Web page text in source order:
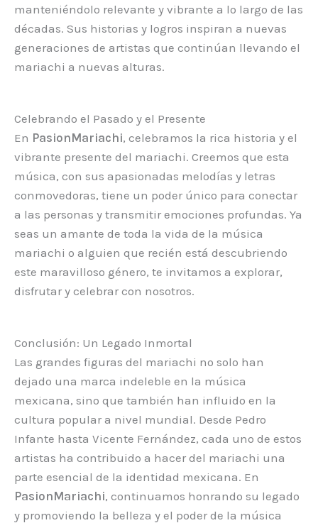
manteniéndolo relevante y vibrante a lo largo de las
décadas. Sus historias y logros inspiran a nuevas
generaciones de artistas que continúan llevando el
mariachi a nuevas alturas.
Celebrando el Pasado y el Presente
En PasionMariachi, celebramos la rica historia y el
vibrante presente del mariachi. Creemos que esta
música, con sus apasionadas melodías y letras
conmovedoras, tiene un poder único para conectar
a las personas y transmitir emociones profundas. Ya
seas un amante de toda la vida de la música
mariachi o alguien que recién está descubriendo
este maravilloso género, te invitamos a explorar,
disfrutar y celebrar con nosotros.
Conclusión: Un Legado Inmortal
Las grandes figuras del mariachi no solo han
dejado una marca indeleble en la música
mexicana, sino que también han influido en la
cultura popular a nivel mundial. Desde Pedro
Infante hasta Vicente Fernández, cada uno de estos
artistas ha contribuido a hacer del mariachi una
parte esencial de la identidad mexicana. En
PasionMariachi, continuamos honrando su legado
y promoviendo la belleza y el poder de la música